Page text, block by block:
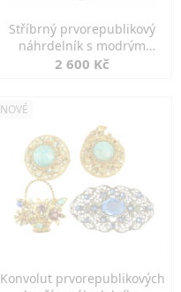
Stříbrný prvorepublikový
náhrdelník s modrým
spinelem
2 600 Kč
NOVÉ
Konvolut prvorepublikových